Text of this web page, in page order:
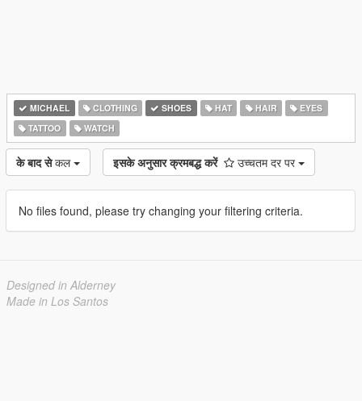
MICHAEL CLOTHING SHOES HAT HAIR
EYES
TATTOO
WATCH
के बाद से कल इसके अनुसार क्रमबद्ध करें उच्चतम दर पर
No files found, please try changing your filtering criteria.
Designed in Alderney
Made in Los Santos